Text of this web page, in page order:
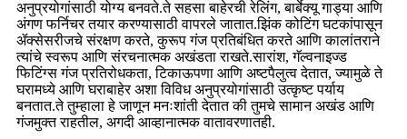
अनुप्रयोगांसाठी योग्य बनवते.ते सहसा बाहेरची रेलिंग, बार्बेक्यू गाड्या आणि
अंगण फर्निचर तयार करण्यासाठी वापरले जातात.झिंक कोटिंग घटकांपासून
ॲक्सेसरीजचे संरक्षण करते, कुरूप गंज प्रतिबंधित करते आणि कालांतराने
त्यांचे स्वरूप आणि संरचनात्मक अखंडता राखते.सारांश, गॅल्वनाइज्ड
फिटिंग्स गंज प्रतिरोधकता, टिकाऊपणा आणि अष्टपैलुत्व देतात, ज्यामुळे ते
घरामध्ये आणि घराबाहेर अशा विविध अनुप्रयोगांसाठी उत्कृष्ट पर्याय
बनतात.ते तुम्हाला हे जाणून मनःशांती देतात की तुमचे सामान अखंड आणि
गंजमुक्त राहतील, अगदी आव्हानात्मक वातावरणातही.